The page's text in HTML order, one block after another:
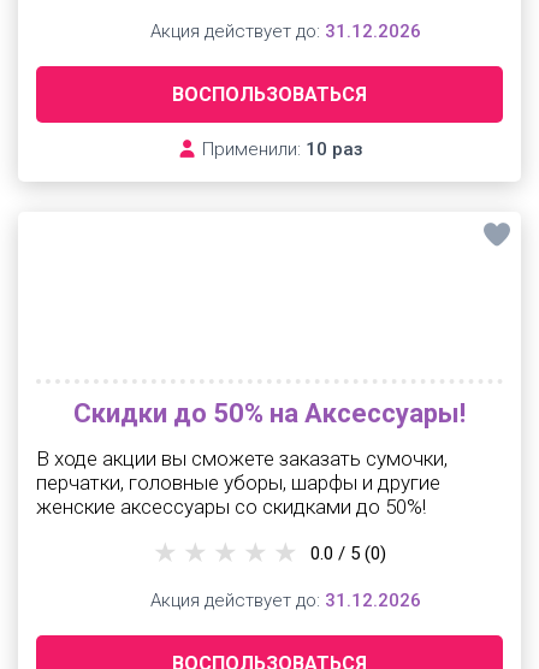
ВОСПОЛЬЗОВАТЬСЯ
Применили: 10 раз
Акция действует до: 31.12.2026
Скидки до 50% на Аксессуары!
В ходе акции вы сможете заказать сумочки,
перчатки, головные уборы, шарфы и другие
женские аксессуары со скидками до 50%!
ВОСПОЛЬЗОВАТЬСЯ
0.0 / 5 (0)
Акция действует до: 31.12.2026